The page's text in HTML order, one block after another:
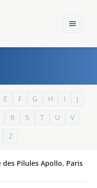
E F G H I
J
R S T U
V
Z
des Pilules Apollo, Paris